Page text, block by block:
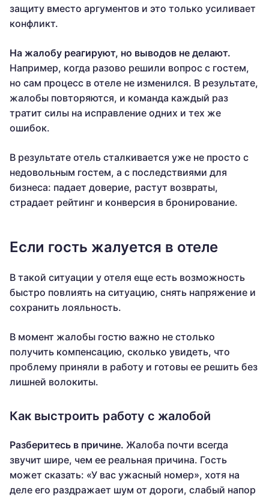
защиту вместо аргументов и это только усиливает
конфликт.
На жалобу реагируют, но выводов не делают.
Например, когда разово решили вопрос с гостем,
но сам процесс в отеле не изменился. В результате,
жалобы повторяются, и команда каждый раз
тратит силы на исправление одних и тех же
ошибок.
В результате отель сталкивается уже не просто с
недовольным гостем, а с последствиями для
бизнеса: падает доверие, растут возвраты,
страдает рейтинг и конверсия в бронирование.
Если гость жалуется в отеле
В такой ситуации у отеля еще есть возможность
быстро повлиять на ситуацию, снять напряжение и
сохранить лояльность.
В момент жалобы гостю важно не столько
получить компенсацию, сколько увидеть, что
проблему приняли в работу и готовы ее решить без
лишней волокиты.
Как выстроить работу с жалобой
Разберитесь в причине. Жалоба почти всегда
звучит шире, чем ее реальная причина. Гость
может сказать: «У вас ужасный номер», хотя на
деле его раздражает шум от дороги, слабый напор